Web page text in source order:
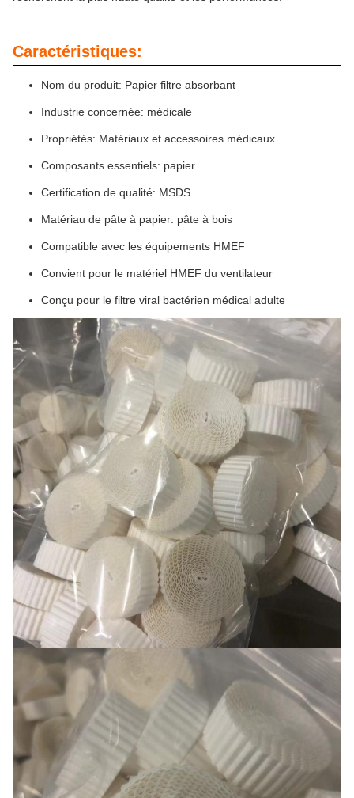
Caractéristiques:
Nom du produit: Papier filtre absorbant
Industrie concernée: médicale
Propriétés: Matériaux et accessoires médicaux
Composants essentiels: papier
Certification de qualité: MSDS
Matériau de pâte à papier: pâte à bois
Compatible avec les équipements HMEF
Convient pour le matériel HMEF du ventilateur
Conçu pour le filtre viral bactérien médical adulte